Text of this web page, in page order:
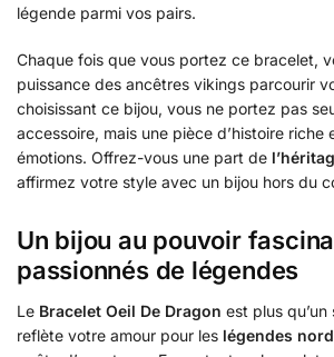
légende parmi vos pairs.
Chaque fois que vous portez ce bracelet,
puissance des ancêtres vikings parcourir
choisissant ce bijou, vous ne portez pas
accessoire, mais une pièce d’histoire riche
émotions. Offrez-vous une part de
affirmez votre style avec un bijou hors du
Un bijou au pouvoir
passionnés de légendes
Le Bracelet Oeil De Dragon est plus
reflète votre amour pour les légendes